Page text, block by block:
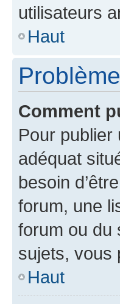
utilisateurs
Haut
Comment
Pour publier
adéquat
besoin
forum, une
forum ou du
sujets, vous
Haut